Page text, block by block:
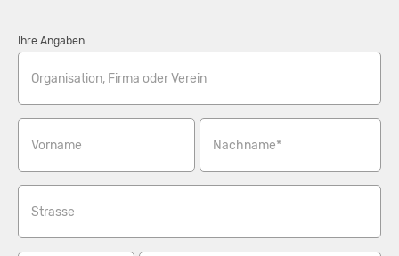
Ihre Angaben
Organisation, Firma oder Verein
Vorname Nachname*
Strasse